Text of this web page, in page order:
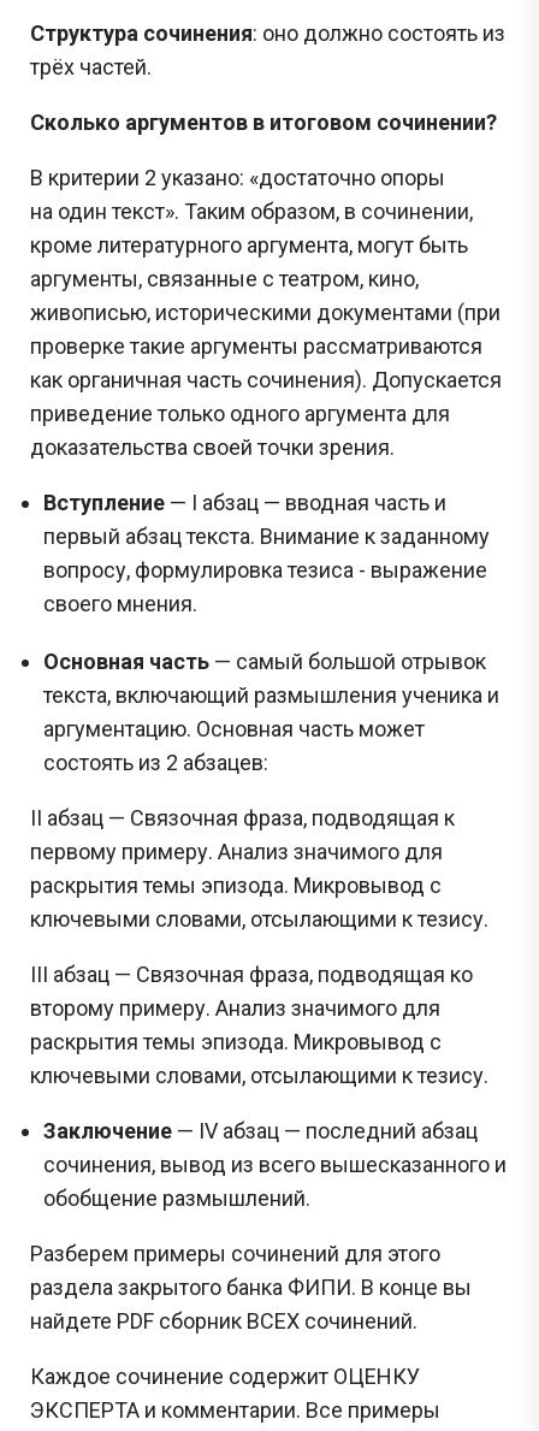
Структура сочинения: оно должно состоять из
трёх частей.
Сколько аргументов в итоговом сочинении?
В критерии 2 указано: «достаточно опоры
на один текст». Таким образом, в сочинении,
кроме литературного аргумента, могут быть
аргументы, связанные с театром, кино,
живописью, историческими документами (при
проверке такие аргументы рассматриваются
как органичная часть сочинения). Допускается
приведение только одного аргумента для
доказательства своей точки зрения.
Вступление — I абзац — вводная часть и
первый абзац текста. Внимание к заданному
вопросу, формулировка тезиса - выражение
своего мнения.
Основная часть — самый большой отрывок
текста, включающий размышления ученика и
аргументацию. Основная часть может
состоять из 2 абзацев:
II абзац — Связочная фраза, подводящая к
первому примеру. Анализ значимого для
раскрытия темы эпизода. Микровывод с
ключевыми словами, отсылающими к тезису.
III абзац — Связочная фраза, подводящая ко
второму примеру. Анализ значимого для
раскрытия темы эпизода. Микровывод с
ключевыми словами, отсылающими к тезису.
Заключение — IV абзац — последний абзац
сочинения, вывод из всего вышесказанного и
обобщение размышлений.
Разберем примеры сочинений для этого
раздела закрытого банка ФИПИ. В конце вы
найдете PDF сборник ВСЕХ сочинений.
Каждое сочинение содержит ОЦЕНКУ
ЭКСПЕРТА и комментарии. Все примеры